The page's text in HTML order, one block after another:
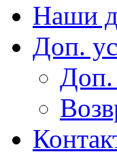
Наши
Доп.
Доп.